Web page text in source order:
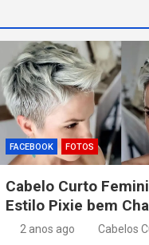
FACEBOOK FOTOS
Cabelo Curto
Estilo Pixie bem
2 anos ago Cabelos